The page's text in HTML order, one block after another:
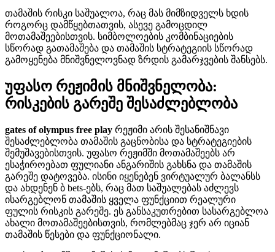
თამაშის რისკი საშუალოა, რაც მას მიმზიდველს ხდის
როგორც დამწყებთათვის, ასევე გამოცდილ
მოთამაშეებისთვის. სიმბოლოების კომბინაციების
სწორად გათამაშება და თამაშის სტრატეგიის სწორად
გამოყენება მნიშვნელოვნად ზრდის გამარჯვების შანსებს.
უფასო რეჟიმის მნიშვნელობა:
რისკების გარეშე შესაძლებლობა
gates of olympus free play რეჟიმი არის შესანიშნავი
შესაძლებლობა თამაშის გაცნობისა და სტრატეგიების
შემუშავებისთვის. უფასო რეჟიმში მოთამაშეებს არ
ესაჭიროებათ ფულიანი ანგარიშის გახსნა და თამაშის
გარეშე დატოვება. ისინი იყენებენ ვირტუალურ ბალანსს
და ახდენენ ბ bets-ებს, რაც მათ საშუალებას აძლევს
ისარგებლონ თამაშის ყველა ფუნქციით რეალური
ფულის რისკის გარეშე. ეს განსაკუთრებით სასარგებლოა
ახალი მოთამაშეებისთვის, რომლებმაც ჯერ არ იციან
თამაშის წესები და ფუნქციონალი.